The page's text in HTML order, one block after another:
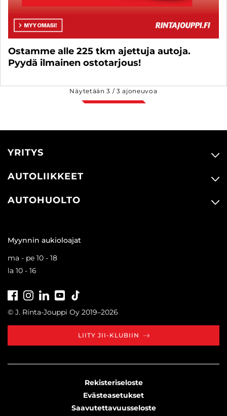
Ostamme alle 225 tkm ajettuja autoja.
Pyydä ilmainen ostotarjous!
Näytetään3 /3 ajoneuvoa
YRITYS
AUTOLIIKKEET
AUTOHUOLTO
Myynnin aukioloajat
ma - pe 10 - 18
la 10 - 16
FacebookInstagramLinkedInYoutube
© J. Rinta-Jouppi Oy 2019–2026
LIITY JII-KLUBIIN
Rekisteriseloste
Evästeasetukset
Saavutettavuusseloste